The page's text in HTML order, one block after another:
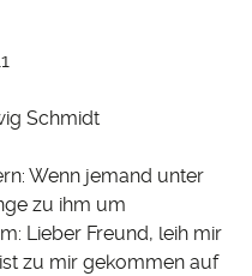
Schmidt
Wenn jemand unter
zu ihm um
Lieber Freund, leih mir
zu mir gekommen auf